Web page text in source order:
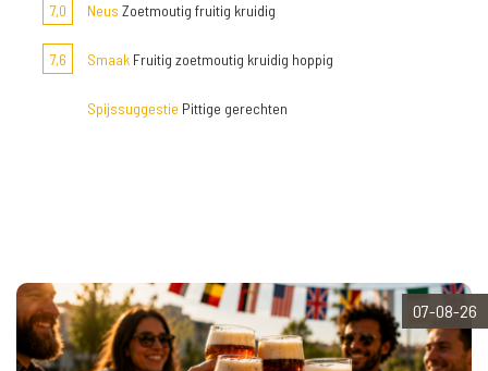
7,0 Neus Zoetmoutig fruitig kruidig
7,6 Smaak Fruitig zoetmoutig kruidig hoppig
Spijssuggestie Pittige gerechten
07-08-26